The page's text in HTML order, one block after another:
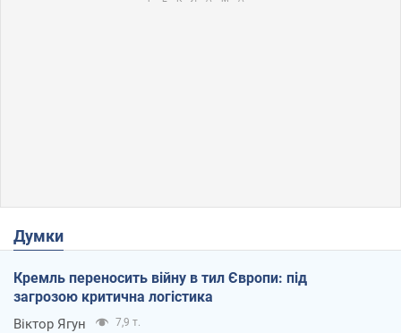
Думки
Кремль переносить війну в тил Європи: під
загрозою критична логістика
Віктор Ягун 7,9 т.